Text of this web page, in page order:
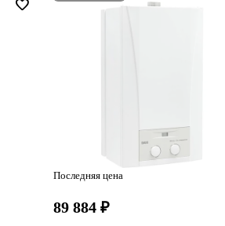
Последняя цена
89 884 ₽